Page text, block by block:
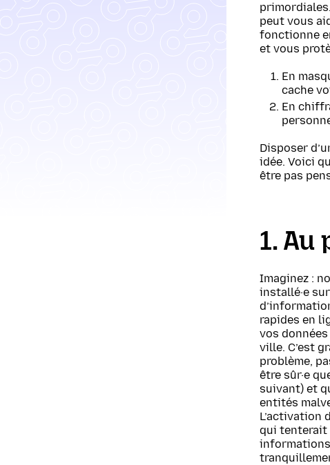
peut vous
fonctionne
et vous
En
cache
En
Disposer
idée. Voici
être pas
1. Au
Imaginez :
installé·e
rapides en
vos
ville. C’est
problème,
être sûr·e
suivant) et
entités
L’activation
qui tenterait
informations